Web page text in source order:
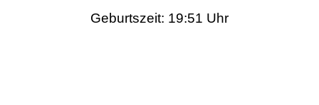
Geburtszeit: 19:51 Uhr